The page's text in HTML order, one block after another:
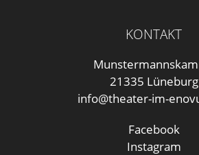
KONTAKT
21335 Lüneburg
info@theater-im-
Facebook
Instagram